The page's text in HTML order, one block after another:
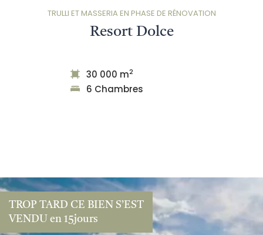
TRULLI ET MASSERIA EN PHASE DE RÉNOVATION
Resort Dolce
30 000 m2
6 Chambres
TROP TARD CE BIEN S’EST
VENDU en 15jours